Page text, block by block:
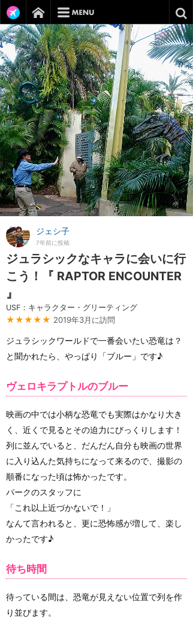
ジェシ子
7年前に投稿
ジュラシックなキャラに会いに行
こう！『 RAPTOR ENCOUNTER
』
USF：キャラクター・グリーティング
★★★★★ 2019年3月に訪問
ジュラシックワールドで一番会いたい恐竜は？
と聞かれたら、やっぱり「ブルー」です♪
ヴェロキラプトルのブルー
映画の中では小柄な恐竜でも実際はかなり大き
く、近くで見るとその迫力にびっくりします！
列に並んでいると、だんだん自分も映画の世界
に入り込んた気持ちになって来るので、撮影の
順番になった頃は怖かったです。
パークのスタッフに
「これ以上近づかないで！」
なんて言われると、更に恐怖感が増して、楽し
かったです♪
待ち時間
待っている間は、恐竜が見えない位置で列を作
り並びます。